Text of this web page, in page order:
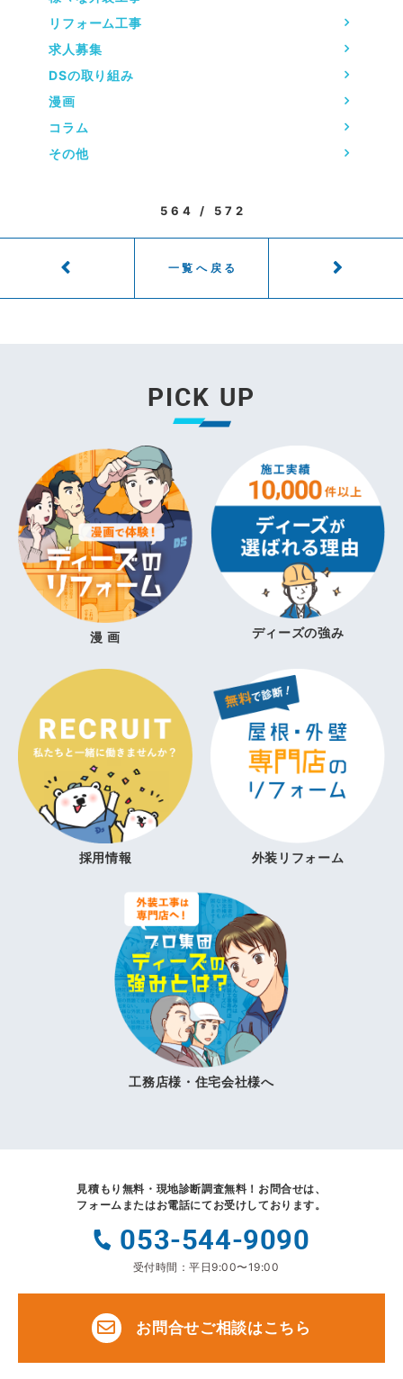
リフォーム工事
求人募集
DSの取り組み
漫画
コラム
その他
564 / 572
一覧へ戻る
PICK UP
漫 画 ディーズの強み
採用情報 外装リフォーム
工務店様・住宅会社様へ
見積もり無料・現地診断調査無料！ お問合せは、
フォームまたはお電話にてお受けしております。
053-544-9090
受付時間：平日9:00〜19:00
お問合せご相談はこちら